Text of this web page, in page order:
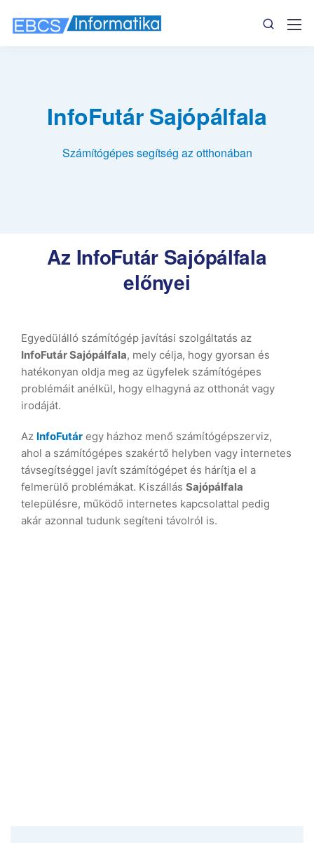
InfoFutár Sajópálfala
Számítógépes segítség az otthonában
Az InfoFutár Sajópálfala
előnyei
Egyedülálló számítógép javítási szolgáltatás az
InfoFutár Sajópálfala, mely célja, hogy gyorsan és
hatékonyan oldja meg az ügyfelek számítógépes
problémáit anélkül, hogy elhagyná az otthonát vagy
irodáját.
Az InfoFutár egy házhoz menő számítógépszerviz,
ahol a számítógépes szakértő helyben vagy internetes
távsegítséggel javít számítógépet és hárítja el a
felmerülő problémákat. Kiszállás Sajópálfala
településre, működő internetes kapcsolattal pedig
akár azonnal tudunk segíteni távolról is.